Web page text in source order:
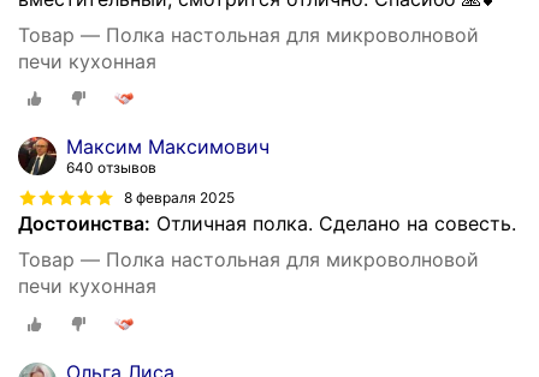
Товар — Полка настольная для микроволновой
печи кухонная
Максим Максимович
640 отзывов
8 февраля 2025
Достоинства: Отличная полка. Сделано на совесть.
Товар — Полка настольная для микроволновой
печи кухонная
Ольга Лиса